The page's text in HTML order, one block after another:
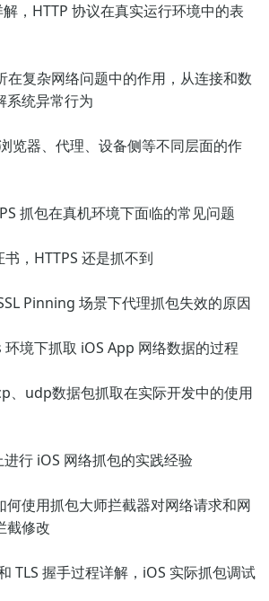
，HTTP 协议在真实运行环境中的表
在复杂网络问题中的作用，从连接和数
系统异常行为
览器、代理、设备侧等不同层面的作
抓包在真机环境下面临的常见问题
，HTTPS 还是抓不到
Pinning 场景下代理抓包失效的原因
境下抓取 iOS App 网络数据的过程
、udp数据包抓取在实际开发中的使用
行 iOS 网络抓包的实践经验
何使用抓包大师拦截器对网络请求和网
截修改
TLS 握手过程详解，iOS 实际抓包调试